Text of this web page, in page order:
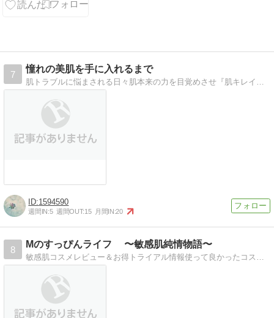
7
憧れの美肌を手に入れるまで
1594590
週間IN:5 週間OUT:15 月間IN:20
8
Mのすっぴんライフ 〜敏感肌純情物語〜